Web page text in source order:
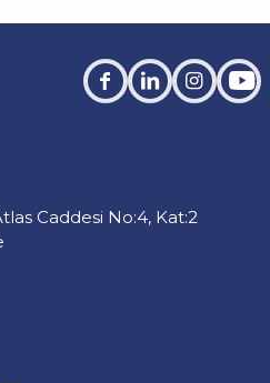
facebook
linkedin
Caddesi No:4, Kat:2